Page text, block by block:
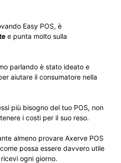
Easy POS, è
e punta molto sulla
parlando è stato ideato e
aiutare il consumatore nella
più bisogno del tuo POS, non
i costi per il suo reso.
almeno provare Axerve POS
possa essere davvero utile
ogni giorno.